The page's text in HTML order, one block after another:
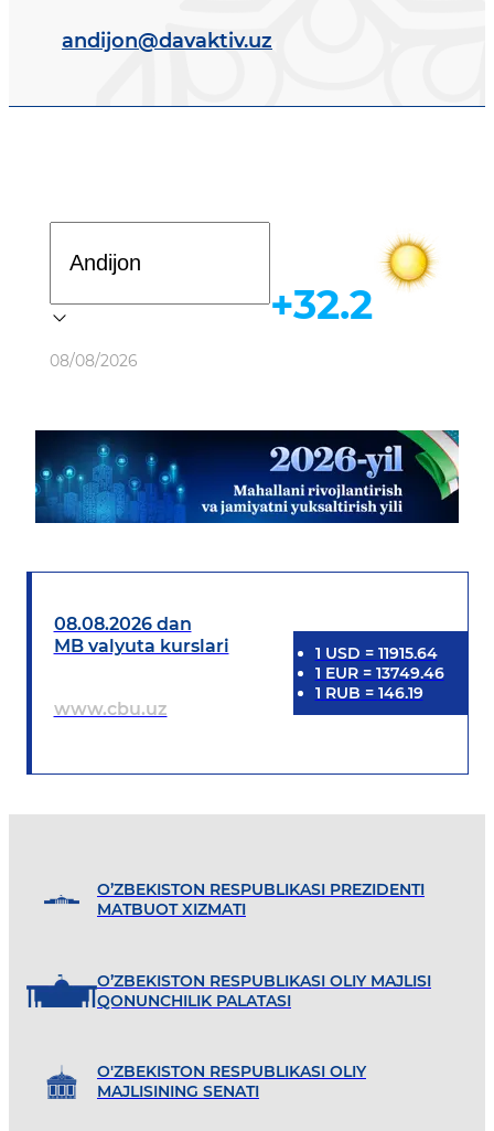
andijon@davaktiv.uz
Ob-havo
08/08/2026
+32.2
08.08.2026 dan
MB valyuta kurslari
www.cbu.uz
1 USD = 11915.64
1 EUR= 13749.46
1 RUB = 146.19
O’ZBEKISTON RESPUBLIKASI PREZIDENTI
MATBUOT XIZMATI
O’ZBEKISTON RESPUBLIKASI OLIY MAJLISI
QONUNCHILIK PALATASI
O'ZBEKISTON RESPUBLIKASI OLIY
MAJLISINING SENATI